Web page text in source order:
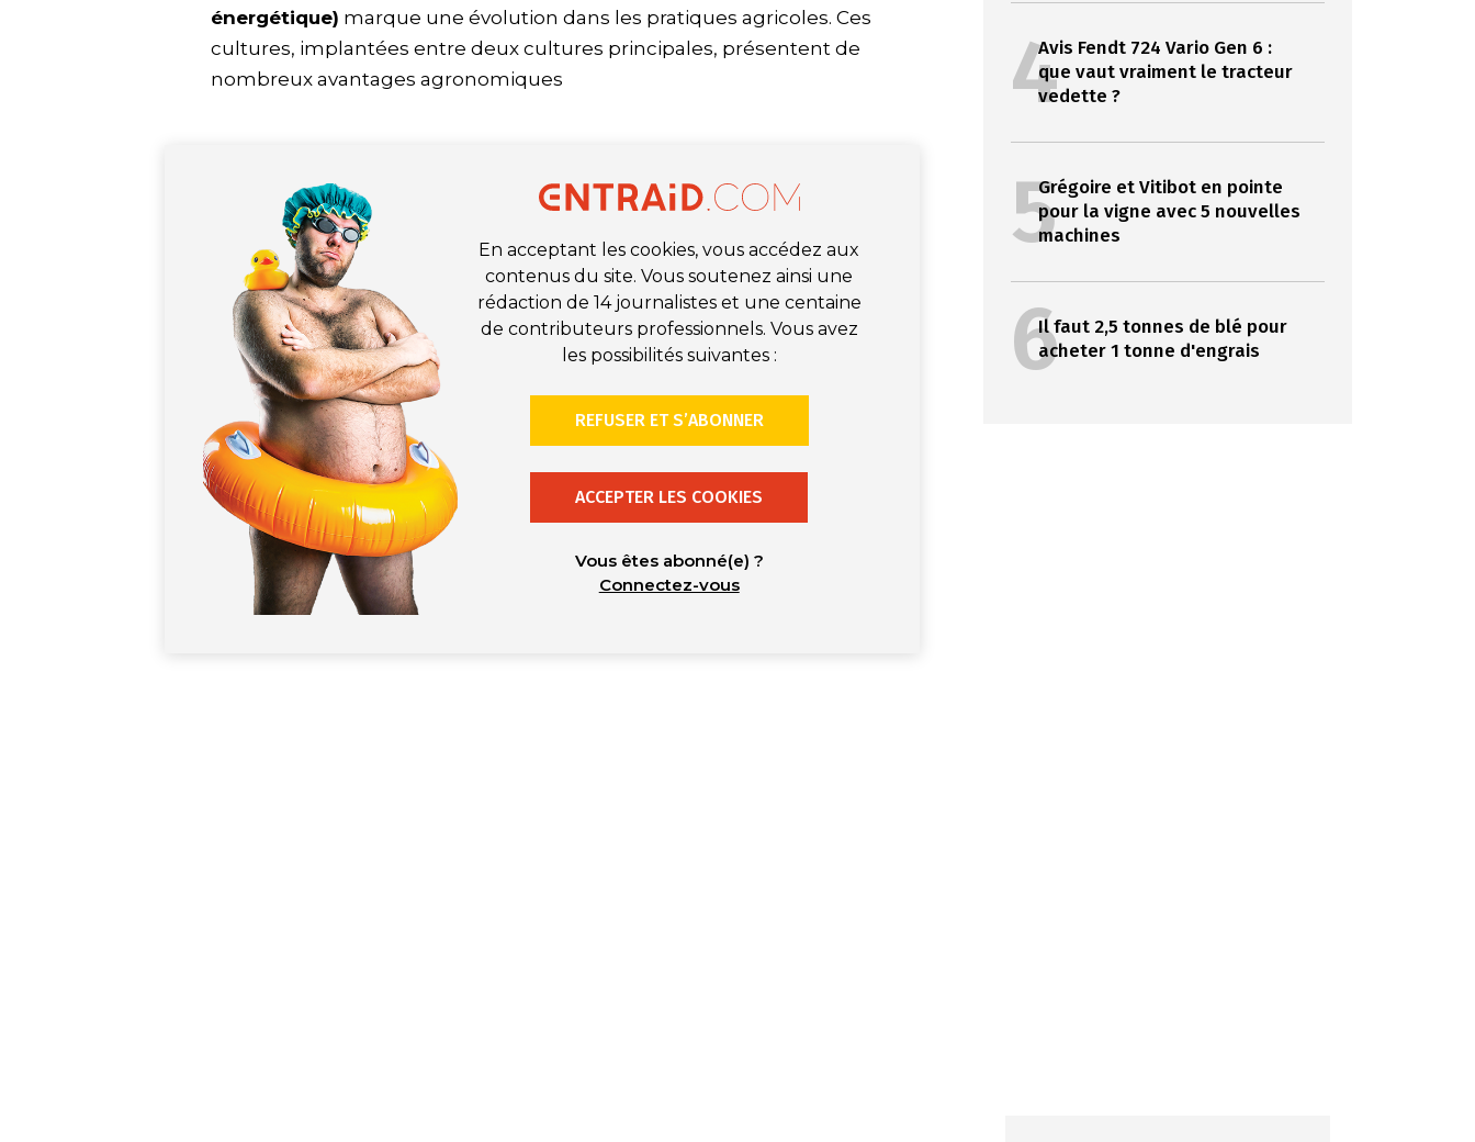
énergétique) marque une évolution dans les pratiques agricoles. Ces
cultures, implantées entre deux cultures principales, présentent de
nombreux avantages agronomiques
En acceptant les cookies, vous accédez aux
contenus du site. Vous soutenez ainsi une
rédaction de 14 journalistes et une centaine
de contributeurs professionnels. Vous avez
les possibilités suivantes :
REFUSER ET S’ABONNER
ACCEPTER LES COOKIES
Vous êtes abonné(e) ?
Connectez-vous
4Avis Fendt 724 Vario Gen 6 :
que vaut vraiment le tracteur
vedette ?
5Grégoire et Vitibot en pointe
pour la vigne avec 5 nouvelles
machines
6Il faut 2,5 tonnes de blé pour
acheter 1 tonne d'engrais